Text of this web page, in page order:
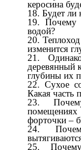
керосина
Будет ли
Почему
водой?
изменится
деревянный
глубины их
Сухое
Какая часть
форточки –